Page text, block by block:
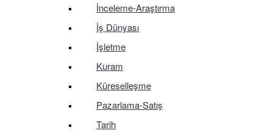
İnceleme-Araştırma
İş Dünyası
İşletme
Kuram
Küreselleşme
Pazarlama-Satış
Tarih